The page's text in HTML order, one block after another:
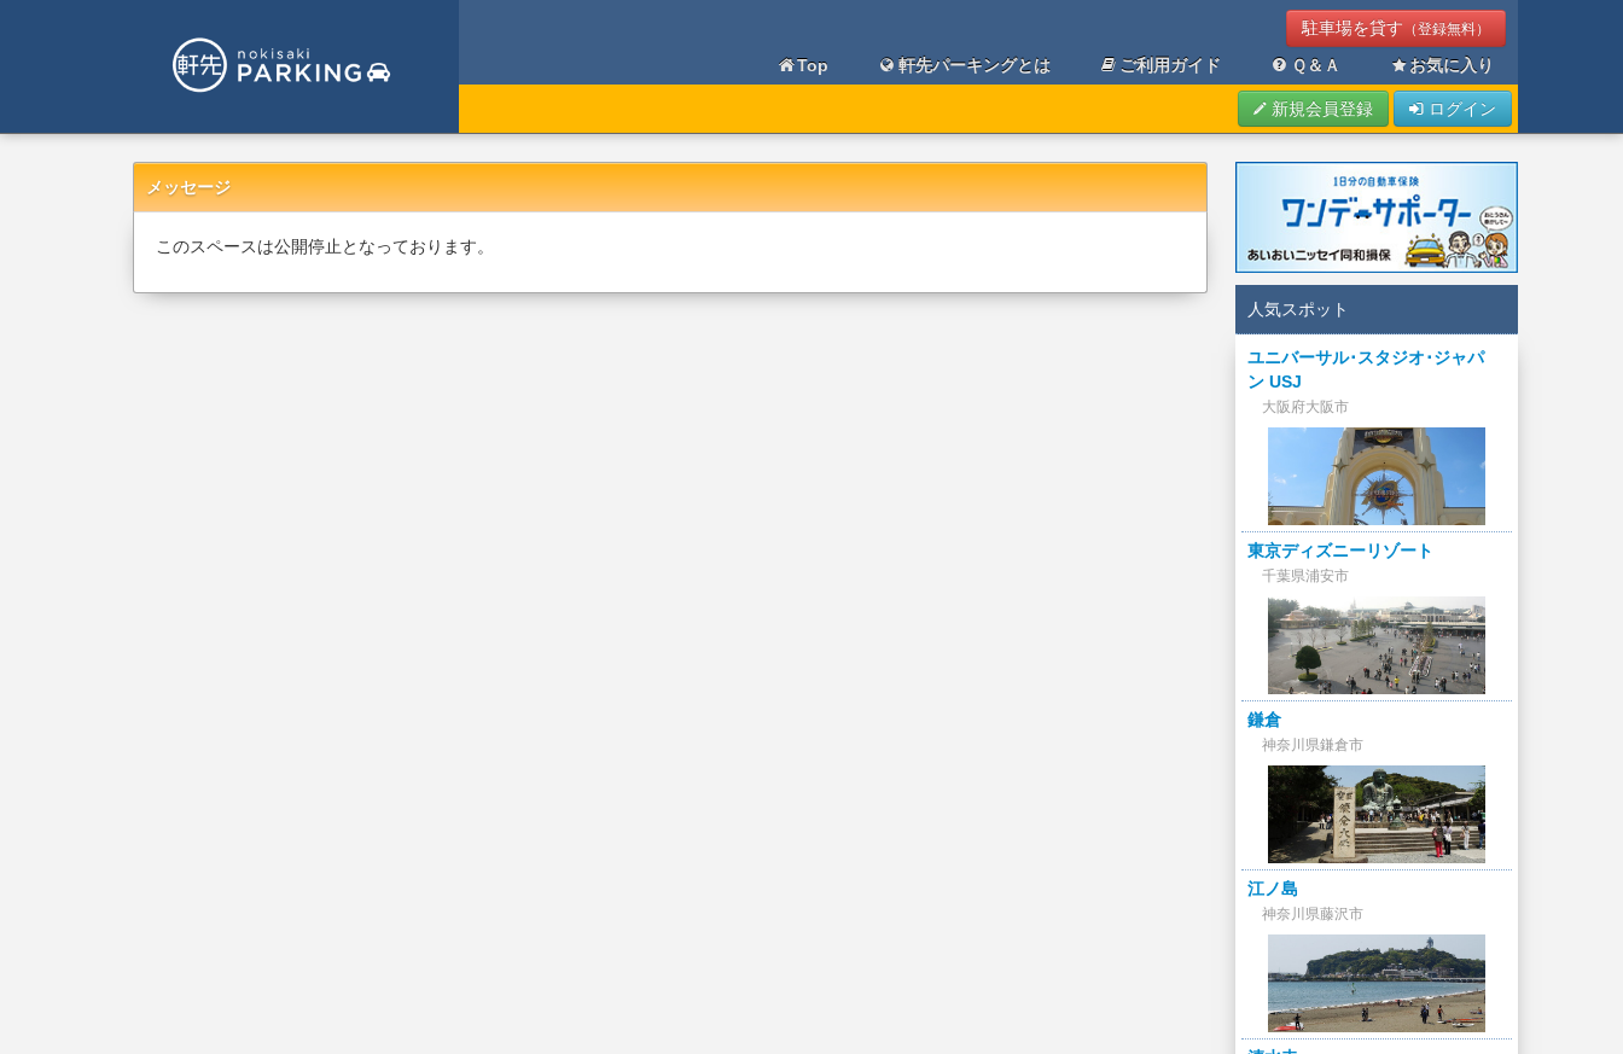
駐車場を貸す （登録無料）
Top 軒先パーキングとは ご利用ガイド Ｑ＆Ａ お気に入り
新規会員登録 ログイン
メッセージ
このスペースは公開停止となっております。
人気スポット
ユニバーサル･スタジオ･ジャパ
ン USJ
大阪府大阪市
東京ディズニーリゾート
千葉県浦安市
鎌倉
神奈川県鎌倉市
江ノ島
神奈川県藤沢市